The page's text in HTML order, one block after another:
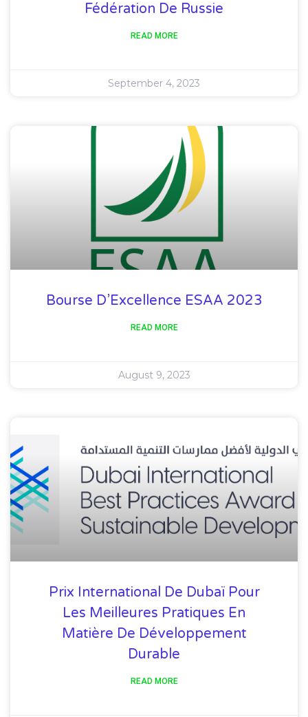
Fédération De Russie
READ MORE
September 4, 2023
Bourse D’Excellence ESAA 2023
READ MORE
August 9, 2023
Prix ​​international De Dubaï Pour
Les Meilleures Pratiques En
Matière De Développement
Durable
READ MORE